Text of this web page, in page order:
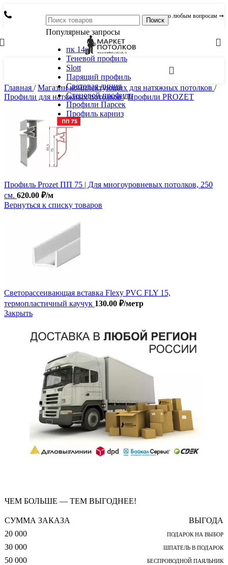
по любым вопросам ➞
Поиск
Популярные запросы
пк 14
Теневой профиль
Slott
Парящий профиль
Световая линия
Стеновой профиль
Профили Парсек
Профиль карниз
Главная / Магазин комплектующих для натяжных потолков /
Профили для натяжных потолков/ Профили PROZET
Профиль Prozet ПП 75 | Для многоуровневых потолков, 250
см. 620.00 ₽/м
Вернуться к списку товаров
Светорассеивающая вставка Flexy PVC FLY 15,
термопластичный каучук 130.00 ₽/метр
Закрыть
ЧЕМ БОЛЬШЕ — ТЕМ ВЫГОДНЕЕ!
СУММА ЗАКАЗА
ВЫГОДА
20 000
ПОДАРОК НА ВЫБОР
30 000 ШПАТЕЛЬ В ПОДАРОК
50 000 БЕСПРОВОДНОЙ ПАЯЛЬНИК